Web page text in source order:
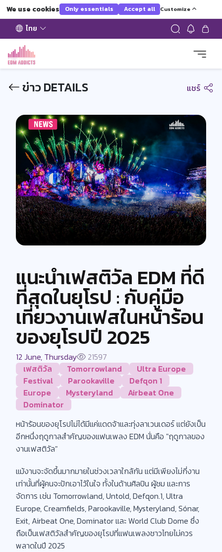
We use cookies Only essentials Accept all Customize
ไทย
ข่าว DETAILS แชร์
แนะนำเฟสติวัล EDM ที่ดี
ที่สุดในยุโรป : กับคู่มือ
เที่ยวงานเฟสในหน้าร้อน
ของยุโรปปี 2025
12 June, Thursday
21597
เฟสติวัล
Tomorrowland
Ultra Europe
Festival
Parookaville
Defqon 1
Europe
Mysteryland
Airbeat One
Dominator
หน้าร้อนของยุโรปไม่ได้มีแค่แดดจ้าและทุ่งลาเวนเดอร์ แต่ยังเป็น
อีกหนึ่งฤดูกาลสำคัญของแฟนเพลง EDM นั่นคือ "ฤดูกาลของ
งานเฟสติวัล"
แม้งานจะจัดขึ้นมากมายในช่วงเวลาใกล้กัน แต่มีเพียงไม่กี่งาน
เท่านั้นที่ผู้คนจะปักเอาไว้ในใจ ทั้งในด้านศิลปิน ผู้ชม และการ
จัดการ เช่น Tomorrowland, Untold, Defqon.1, Ultra
Europe, Creamfields, Parookaville, Mysteryland, Sónar,
Exit, Airbeat One, Dominator และ World Club Dome ซึ่ง
ถือเป็นเฟสติวัลสำคัญของยุโรปที่แฟนเพลงชาวไทยไม่ควร
พลาดในปี 2025